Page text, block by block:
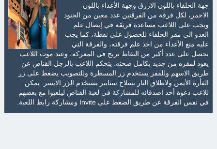
جهة الحلفاء باللون الازرق وجهة الأعداء باللون
الاحمر، لكل فرقة من الفرقتين عدد معين من الجنود
ويجب على اللاعب مساعدة فريقه في إيصال علم
العدو الى مقر الحلفاء للحصول على نقطة، كما يجب
عليه منع الأعداء من اخذ علم فرقته، والفرقة التي
تحصل على عدد أكبر من النقاط تربح في المعركة، وعند موت اللاعب
يعود لمقره من جديد بكامل صحته. يتحكم اللاعب بالرجل القناص عن
طريق الاسهم وللقفز يستخدم زر المسطرة وللتصويب يضغط على زر
الفأرة الأيمن ولاطلاق النار بسلاح سنايبر يستخدم الزر الايسر. يمكن
للاعب دعوة أحد اصدقائه للمشاركة في لعبة القناص ليلعبوا مع بعضهم
في نفس الفرقة عن طريق الضغط على Invite ومشاركة رابط اللعبة.